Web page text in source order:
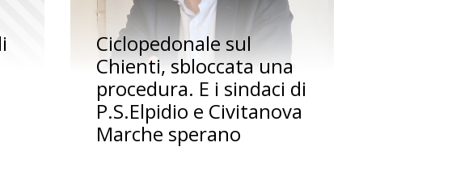
Ciclopedonale sul
Chienti, sbloccata una
procedura. E i sindaci di
P.S.Elpidio e Civitanova
Marche sperano